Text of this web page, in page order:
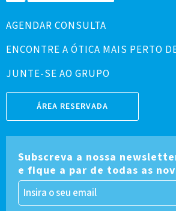
AGENDAR CONSULTA
ENCONTRE A ÓTICA MAIS PERTO
JUNTE-SE AO GRUPO
ÁREA RESERVADA
Subscreva a nossa
e fique a par de todas as